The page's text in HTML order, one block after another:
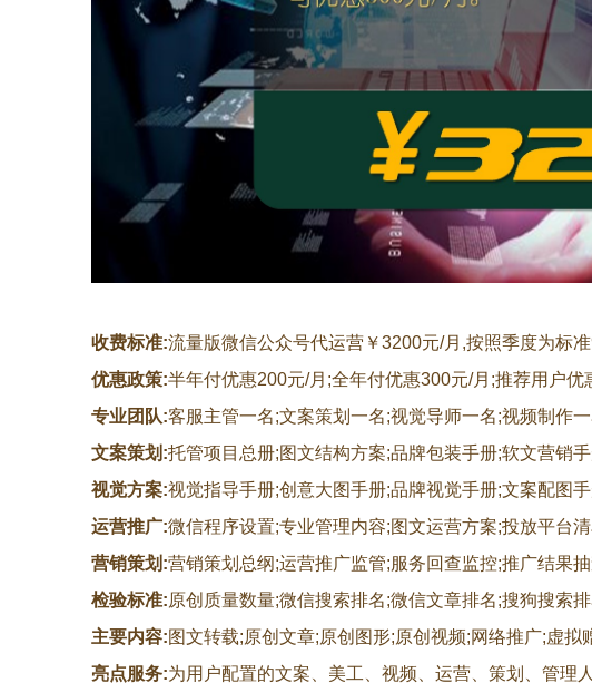
收费标准:流量版微信公众号代运营￥3200元/月,按照季度为标
优惠政策:半年付优惠200元/月;全年付优惠300元/月;推荐用户
专业团队:客服主管一名;文案策划一名;视觉导师一名;视频制作
文案策划:托管项目总册;图文结构方案;品牌包装手册;软文营销
视觉方案:视觉指导手册;创意大图手册;品牌视觉手册;文案配图
运营推广:微信程序设置;专业管理内容;图文运营方案;投放平台
营销策划:营销策划总纲;运营推广监管;服务回查监控;推广结果
检验标准:原创质量数量;微信搜索排名;微信文章排名;搜狗搜索
主要内容:图文转载;原创文章;原创图形;原创视频;网络推广;虚拟
亮点服务:为用户配置的文案、美工、视频、运营、策划、管理